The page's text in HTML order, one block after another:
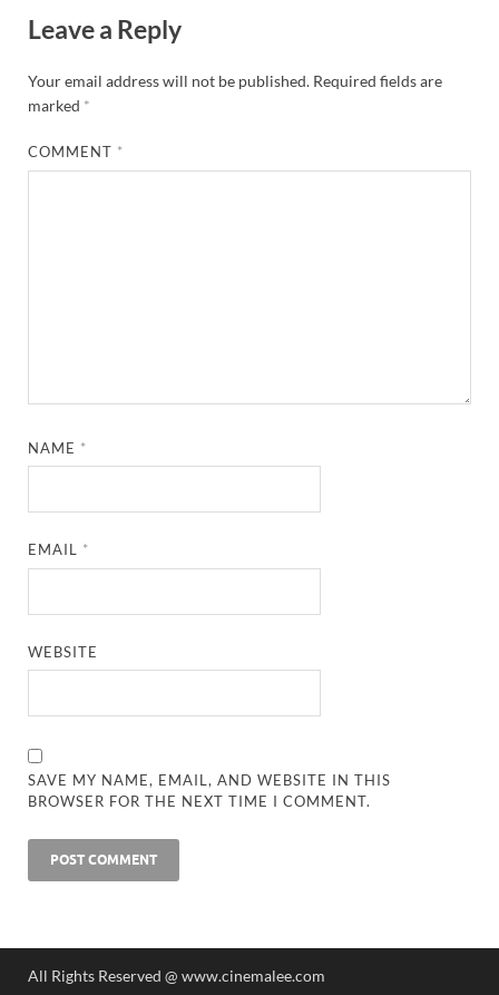
Leave a Reply
Your email address will not be published. Required fields are
marked *
COMMENT *
NAME *
EMAIL *
WEBSITE
SAVE MY NAME, EMAIL, AND WEBSITE IN THIS
BROWSER FOR THE NEXT TIME I COMMENT.
All Rights Reserved @ www.cinemalee.com